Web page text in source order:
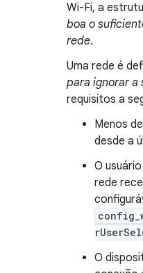
Wi-Fi, a
boa o
rede.
Uma rede é
para ignorar a
requisitos a
Menos
desde a
O
rede
O